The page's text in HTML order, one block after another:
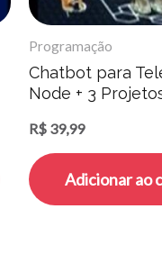
Programação
Chatbot para
Node + 3
R$ 39,99
Adicionar ao